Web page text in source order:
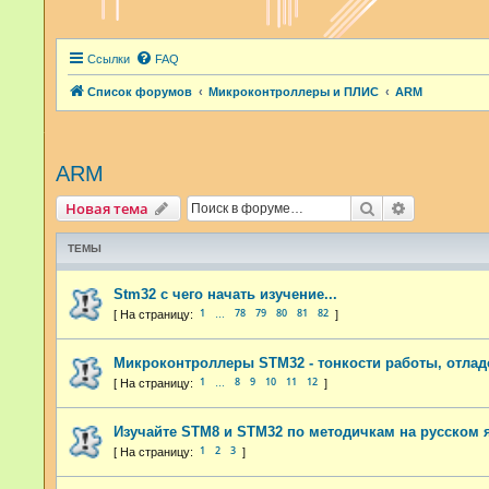
Ссылки FAQ
Список форумов Микроконтроллеры и ПЛИС ARM
ARM
Новая тема Поиск
ТЕМЫ
Stm32 с чего начать изучение...
1 78 79 80 81 82
Микроконтроллеры STM32 - тонкости работы,
1 8 9 10 11 12
Изучайте STM8 и STM32 по методичкам на русском
1 2 3